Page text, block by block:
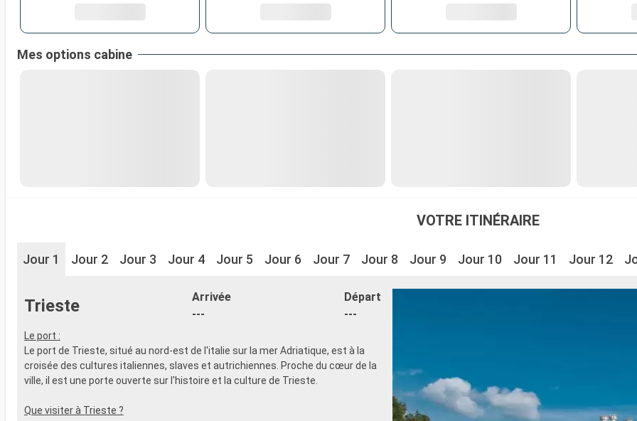
Mes options cabine
VOTRE ITINÉRAIRE
Jour 1 Jour 2 Jour 3 Jour 4 Jour 5 Jour 6 Jour 7 Jour 8 Jour 9 Jour 10 Jour 11 Jour 12
Trieste
Arrivée
---
Départ
---
Le port :
Le port de Trieste, situé au nord-est de l'italie sur la mer Adriatique, est à la
croisée des cultures italiennes, slaves et autrichiennes. Proche du cœur de la
ville, il est une porte ouverte sur l'histoire et la culture de Trieste.
Que visiter à Trieste ?